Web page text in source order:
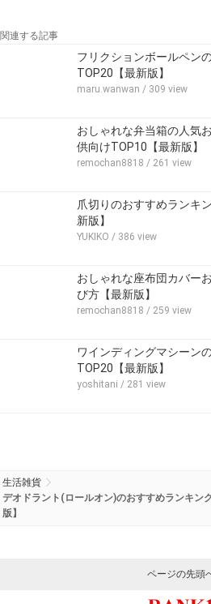
関連する記事
フリクションボールペン
TOP20【最新版】
maru.wanwan / 309 view
おしゃれな弁当箱の人気
供向けTOP10【最新版】
remochan8818 / 261 view
爪切りのおすすめランキ
新版】
YUKIKO / 386 view
おしゃれな座布団カバー
び方【最新版】
remochan8818 / 259 view
ワインディングマシーン
TOP20【最新版】
yoshitani / 281 view
生活雑貨
デオドラント(ロールオン)のおすすめランキン
版】
ページの先頭